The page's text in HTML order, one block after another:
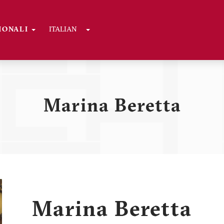
ITALIAN Toggle Dropdown
Marina Beretta
Marina Beretta